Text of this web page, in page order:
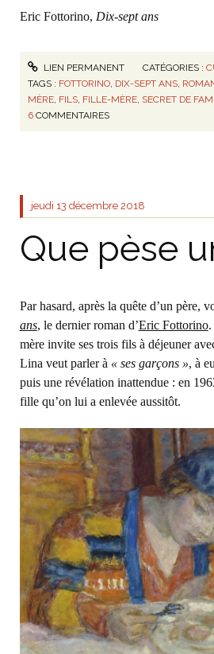
Eric Fottorino, Dix-sept ans
LIEN PERMANENT CATÉGORIES :
TAGS : FOTTORINO, DIX-SEPT ANS,
MÈRE, FILS, FILLE-MÈRE, SECRET DE
6 COMMENTAIRES
jeudi 13 décembre 2018
Que pèse
Par hasard, après la quête d’un père,
ans, le dernier roman d’Eric Fottorino.
mère invite ses trois fils à déjeuner
Lina veut parler à « ses garçons », à
puis une révélation inattendue : en
fille qu’on lui a enlevée aussitôt.